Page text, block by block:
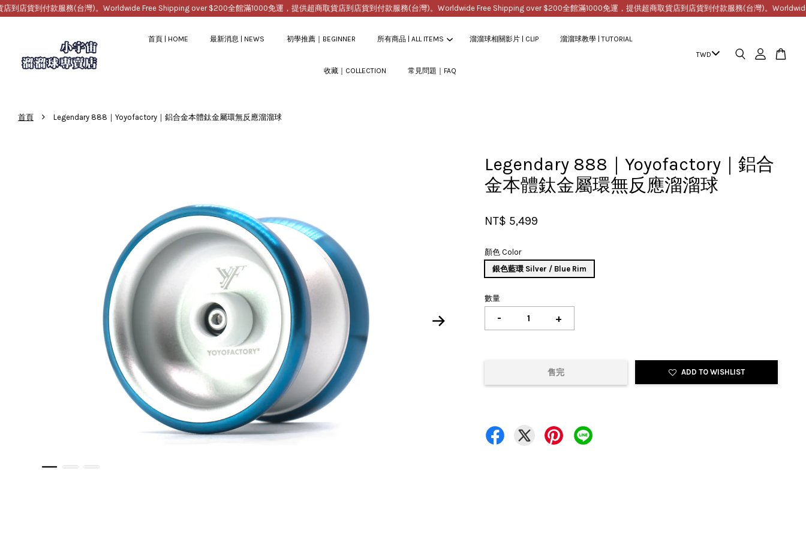
貨到付款服務(台灣)。Worldwide Free Shipping over $200全館滿1000免運，提供超商取貨店到店貨到付款服務(台灣)。Worldwide Free Shipping over $200全館滿1000免運，提供超商取貨店到店貨到付款服務(台灣)。Worldwide
首頁 | HOME 最新消息 | NEWS 初學推薦｜BEGINNER 所有商品 | ALL ITEMS 溜溜球相關影片 | CLIP 溜溜球教學 | TUTORIAL
收藏｜COLLECTION 常見問題｜FAQ
首頁 › Legendary 888｜Yoyofactory｜鋁合金本體鈦金屬環無反應溜溜球
Legendary 888｜Yoyofactory｜鋁合
金本體鈦金屬環無反應溜溜球
NT$ 5,499
顏色 Color
銀色藍環 Silver / Blue Rim
數量
- +
售完 ADD TO WISHLIST